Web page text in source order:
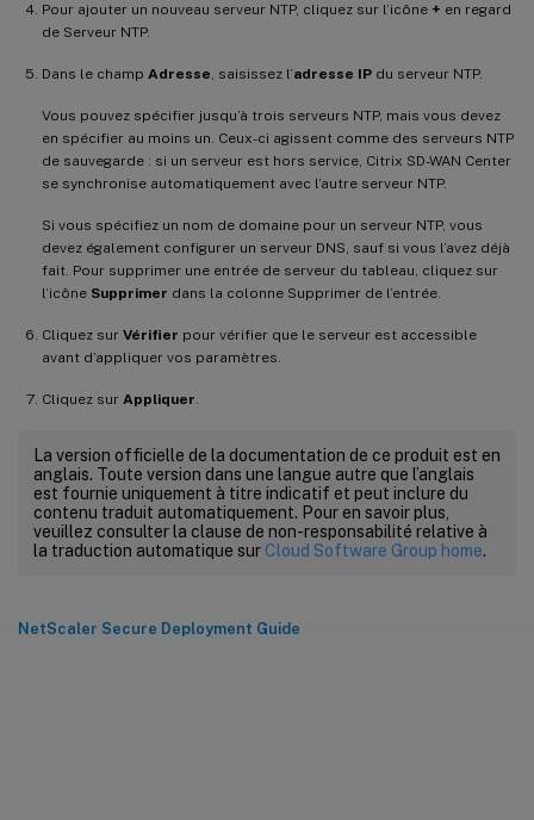
Pour ajouter un nouveau serveur NTP, cliquez sur l’icône + en regard
de Serveur NTP.
Dans le champ Adresse, saisissez l’adresse IP du serveur NTP.
Vous pouvez spécifier jusqu’à trois serveurs NTP, mais vous devez
en spécifier au moins un. Ceux-ci agissent comme des serveurs NTP
de sauvegarde : si un serveur est hors service, Citrix SD-WAN Center
se synchronise automatiquement avec l’autre serveur NTP.
Si vous spécifiez un nom de domaine pour un serveur NTP, vous
devez également configurer un serveur DNS, sauf si vous l’avez déjà
fait. Pour supprimer une entrée de serveur du tableau, cliquez sur
l’icône Supprimer dans la colonne Supprimer de l’entrée.
Cliquez sur Vérifier pour vérifier que le serveur est accessible
avant d’appliquer vos paramètres.
Cliquez sur Appliquer.
La version officielle de la documentation de ce produit est en
anglais. Toute version dans une langue autre que l’anglais
est fournie uniquement à titre indicatif et peut inclure du
contenu traduit automatiquement. Pour en savoir plus,
veuillez consulter la clause de non-responsabilité relative à
la traduction automatique sur Cloud Software Group home.
NetScaler Secure Deployment Guide